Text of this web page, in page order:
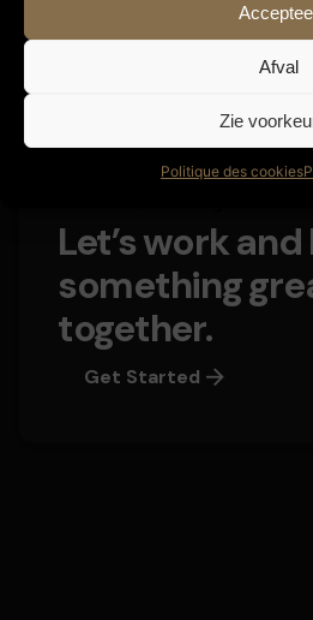
Afval
Zie
Politique des cookies
Let’s work
something
together.
Get Started